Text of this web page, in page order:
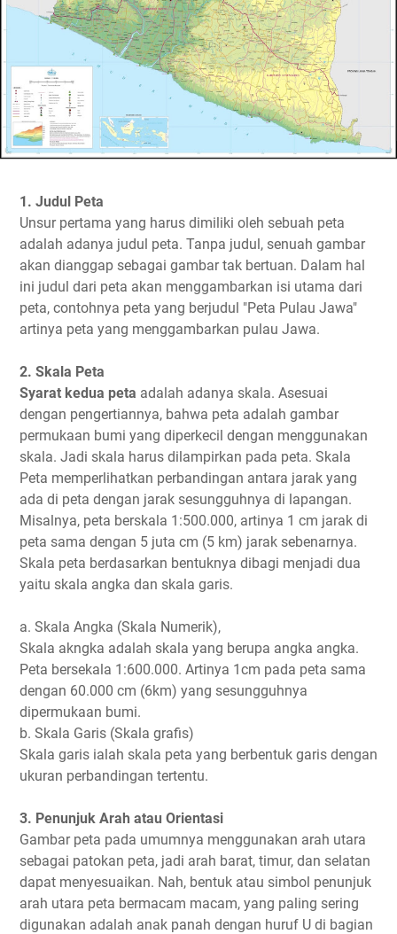
1. Judul Peta
Unsur pertama yang harus dimiliki oleh sebuah peta
adalah adanya judul peta. Tanpa judul, senuah gambar
akan dianggap sebagai gambar tak bertuan. Dalam hal
ini judul dari peta akan menggambarkan isi utama dari
peta, contohnya peta yang berjudul "Peta Pulau Jawa"
artinya peta yang menggambarkan pulau Jawa.
2. Skala Peta
Syarat kedua peta adalah adanya skala. Asesuai
dengan pengertiannya, bahwa peta adalah gambar
permukaan bumi yang diperkecil dengan menggunakan
skala. Jadi skala harus dilampirkan pada peta. Skala
Peta memperlihatkan perbandingan antara jarak yang
ada di peta dengan jarak sesungguhnya di lapangan.
Misalnya, peta berskala 1:500.000, artinya 1 cm jarak di
peta sama dengan 5 juta cm (5 km) jarak sebenarnya.
Skala peta berdasarkan bentuknya dibagi menjadi dua
yaitu skala angka dan skala garis.
a. Skala Angka (Skala Numerik),
Skala akngka adalah skala yang berupa angka angka.
Peta bersekala 1:600.000. Artinya 1cm pada peta sama
dengan 60.000 cm (6km) yang sesungguhnya
dipermukaan bumi.
b. Skala Garis (Skala grafis)
Skala garis ialah skala peta yang berbentuk garis dengan
ukuran perbandingan tertentu.
3. Penunjuk Arah atau Orientasi
Gambar peta pada umumnya menggunakan arah utara
sebagai patokan peta, jadi arah barat, timur, dan selatan
dapat menyesuaikan. Nah, bentuk atau simbol penunjuk
arah utara peta bermacam macam, yang paling sering
digunakan adalah anak panah dengan huruf U di bagian